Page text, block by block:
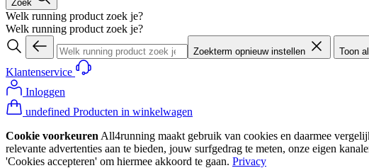
Zoek
Welk running product zoek je?
Welk running product zoek je?
Zoekterm opnieuw instellen Toon
Klantenservice
Inloggen
undefined Producten in winkelwagen
Cookie voorkeuren All4running maakt gebruik van cookies en daarmee
relevante advertenties aan te bieden, jouw surfgedrag te meten, onze eigen
'Cookies accepteren' om hiermee akkoord te gaan. Privacy